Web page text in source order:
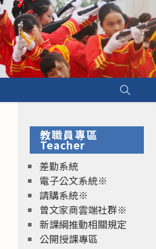
教職員專區
Teacher
差勤系統
電子公文系統※
請購系統※
曾文家商雲端社群※
新課綱推動相關規定
公開授課專區